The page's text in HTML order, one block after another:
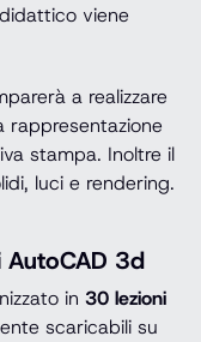
viene
a realizzare
rappresentazione
stampa. Inoltre il
luci e rendering.
3d
in 30 lezioni
scaricabili su